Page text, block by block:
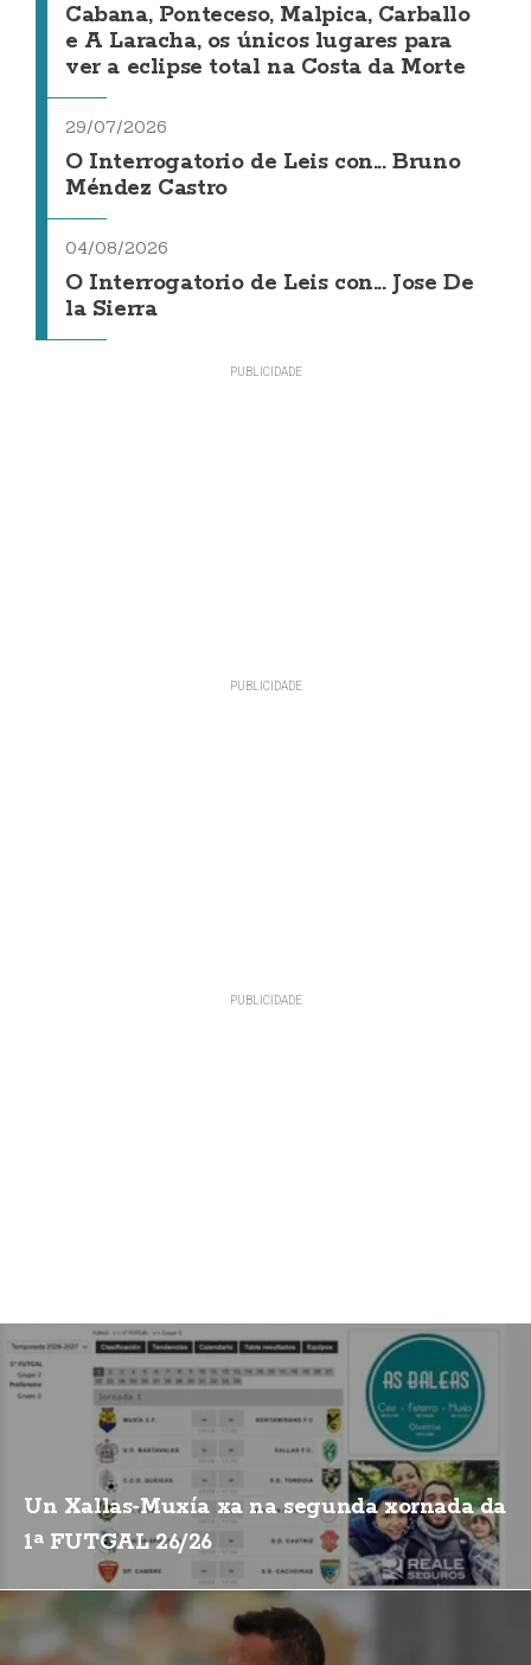
Cabana, Ponteceso, Malpica, Carballo
e A Laracha, os únicos lugares para
ver a eclipse total na Costa da Morte
29/07/2026
O Interrogatorio de Leis con... Bruno
Méndez Castro
04/08/2026
O Interrogatorio de Leis con... Jose De
la Sierra
Un Xallas-Muxía xa na segunda xornada da
1ª FUTGAL 26/26